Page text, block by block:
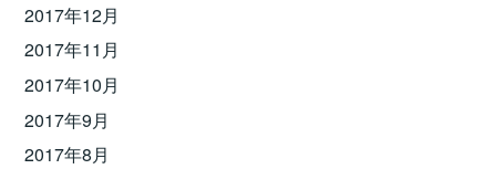
2017年12月
2017年11月
2017年10月
2017年9月
2017年8月